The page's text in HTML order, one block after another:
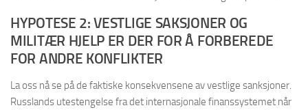
HYPOTESE 2: VESTLIGE SAKSJONER OG
MILITÆR HJELP ER DER FOR Å FORBEREDE
FOR ANDRE KONFLIKTER
La oss nå se på de faktiske konsekvensene av vestlige sanksjoner.
Russlands utestengelse fra det internasjonale finanssystemet når